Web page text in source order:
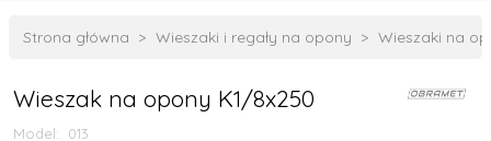
Strona główna Wieszaki i regały na opony Wieszaki na
Wieszak na opony K1/8x250
Model: 013